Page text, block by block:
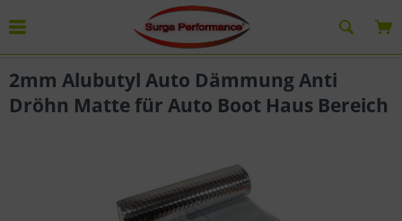
Anti-Dröhn-Matten
2mm Alubutyl Auto Dämmung Anti
Dröhn Matte für Auto Boot Haus Bereich